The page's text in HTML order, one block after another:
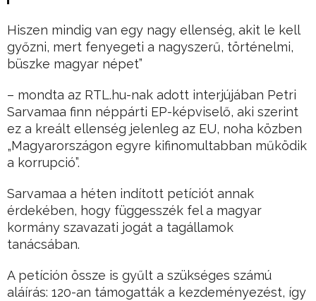
Hiszen mindig van egy nagy ellenség, akit le kell
győzni, mert fenyegeti a nagyszerű, történelmi,
büszke magyar népet”
– mondta az RTL.hu-nak adott interjújában Petri
Sarvamaa finn néppárti EP-képviselő, aki szerint
ez a kreált ellenség jelenleg az EU, noha közben
„Magyarországon egyre kifinomultabban működik
a korrupció”.
Sarvamaa a héten indított petíciót annak
érdekében, hogy függesszék fel a magyar
kormány szavazati jogát a tagállamok
tanácsában.
A petíción össze is gyűlt a szükséges számú
aláírás: 120-an támogatták a kezdeményezést, így